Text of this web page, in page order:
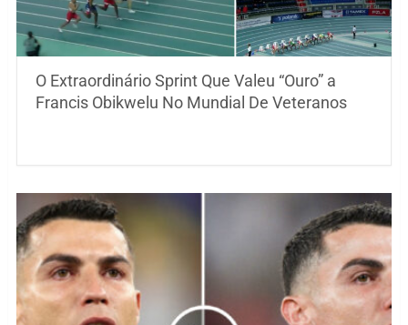
O Extraordinário Sprint Que Valeu “Ouro” a
Francis Obikwelu No Mundial De Veteranos